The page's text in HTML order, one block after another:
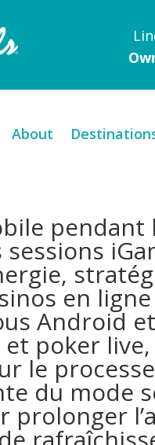
About
pendant
en
Android
poker
le
du mode
prolonger